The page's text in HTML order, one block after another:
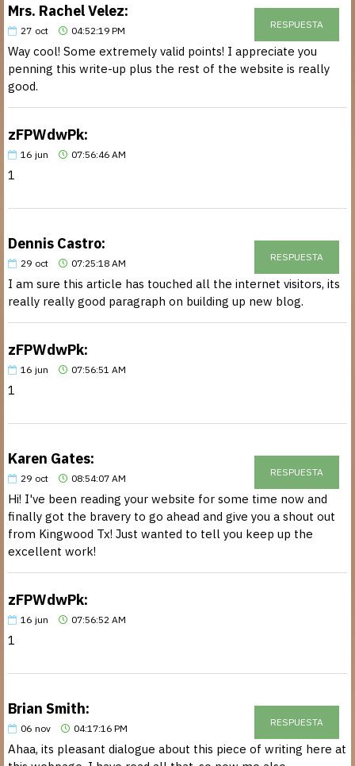
Mrs. Rachel Velez:
27 oct 04:52:19 PM
RESPUESTA
Way cool! Some extremely valid points! I appreciate you
penning this write-up plus the rest of the website is really
good.
zFPWdwPk:
16 jun 07:56:46 AM
1
Dennis Castro:
29 oct 07:25:18 AM
RESPUESTA
I am sure this article has touched all the internet visitors, its
really really good paragraph on building up new blog.
zFPWdwPk:
16 jun 07:56:51 AM
1
Karen Gates:
29 oct 08:54:07 AM
RESPUESTA
Hi! I've been reading your website for some time now and
finally got the bravery to go ahead and give you a shout out
from Kingwood Tx! Just wanted to tell you keep up the
excellent work!
zFPWdwPk:
16 jun 07:56:52 AM
1
Brian Smith:
06 nov 04:17:16 PM
RESPUESTA
Ahaa, its pleasant dialogue about this piece of writing here at